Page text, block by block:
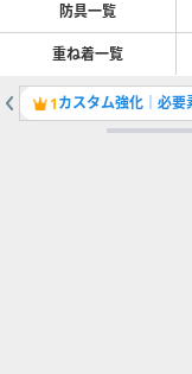
防具一覧
重ね着一覧
1カスタム強化｜必要